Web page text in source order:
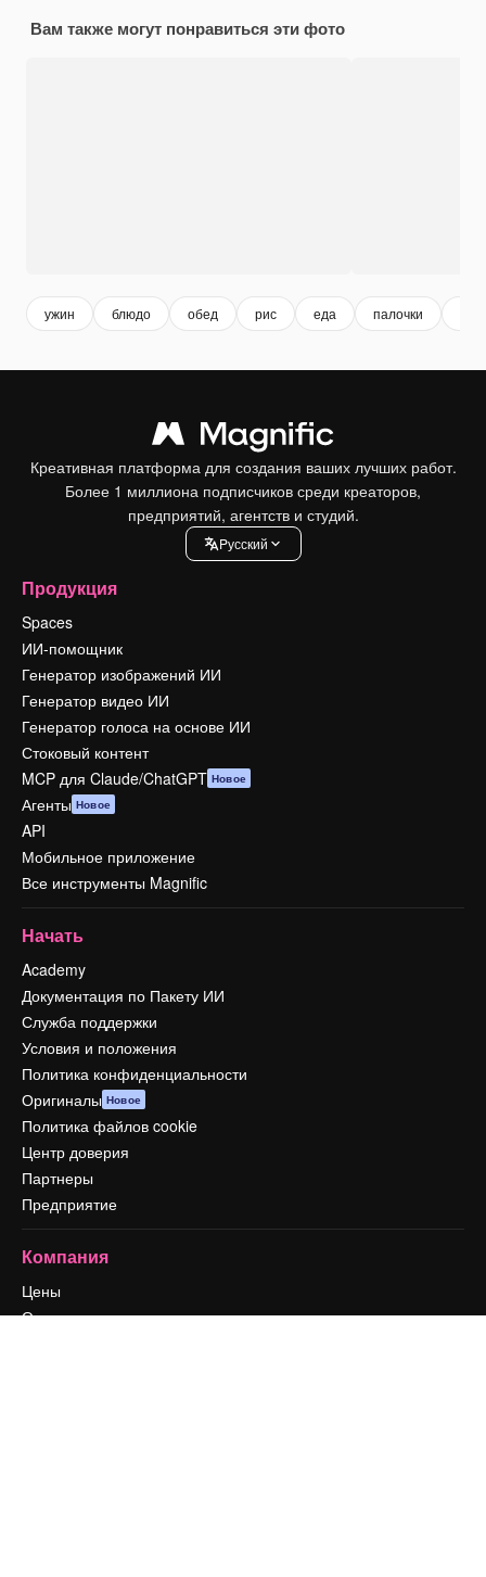
Вам также могут понравиться эти фото
ужин блюдо обед рис еда палочки
Креативная платформа для создания ваших лучших работ.
Более 1 миллиона подписчиков среди креаторов,
предприятий, агентств и студий.
Pусский
Продукция
Spaces
ИИ-помощник
Генератор изображений ИИ
Генератор видео ИИ
Генератор голоса на основе ИИ
Стоковый контент
MCP для Claude/ChatGPT Новое
Агенты Новое
API
Мобильное приложение
Все инструменты Magnific
Начать
Academy
Документация по Пакету ИИ
Служба поддержки
Условия и положения
Политика конфиденциальности
Оригиналы Новое
Политика файлов cookie
Центр доверия
Партнеры
Предприятие
Компания
Цены
О нас